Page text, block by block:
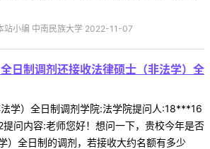
站小编 中南民族大学 2022-11-07
日制调剂还接收法律硕士（非法学）全
学）全日制调剂学院:法学院提问人:18***16
问内容:老师您好！想问一下，贵校今年是否
）全日制的调剂，若接收大约名额有多少